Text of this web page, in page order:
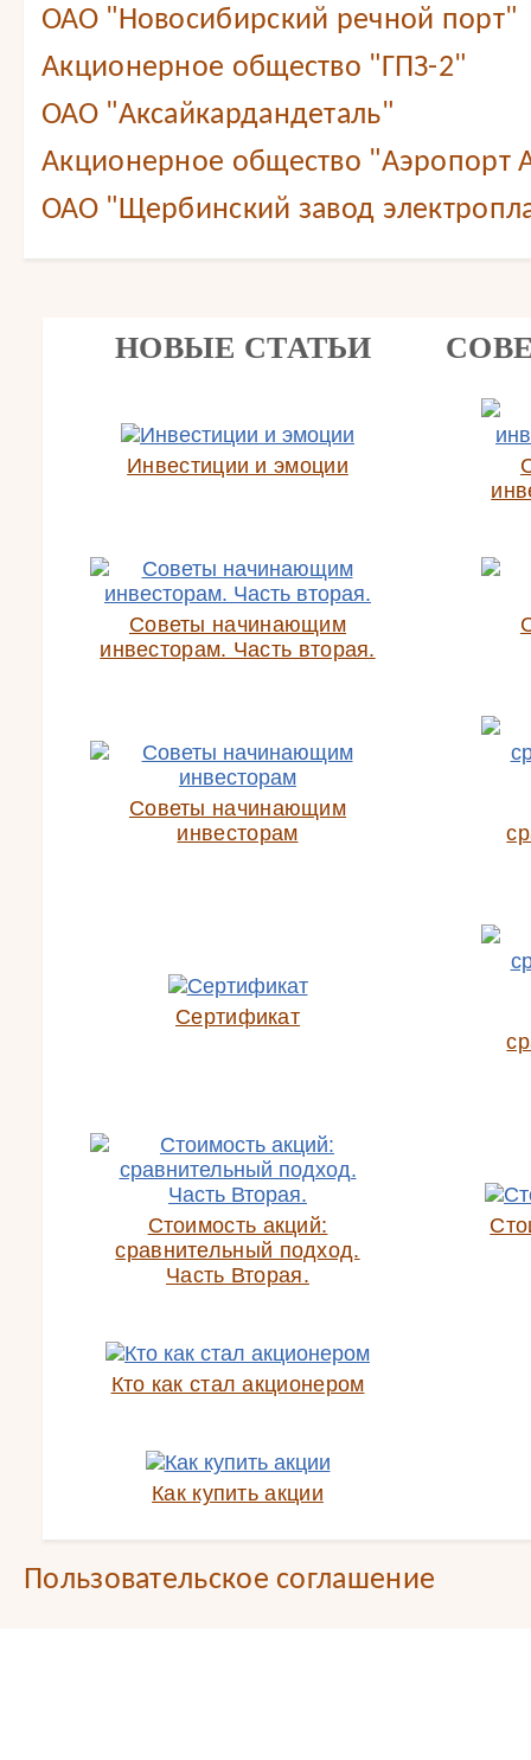
ОАО "Новосибирский речной порт"
Акционерное общество "ГПЗ-2"
ОАО "Аксайкардандеталь"
Акционерное общество "Аэропорт
ОАО "Щербинский завод
НОВЫЕ СТАТЬИ
Инвестиции и эмоции
Советы начинающим
инвесторам. Часть вторая.
Советы начинающим
инвесторам
Сертификат
Стоимость акций:
сравнительный подход.
Часть Вторая.
Кто как стал акционером
Как купить акции
Пользовательское соглашение